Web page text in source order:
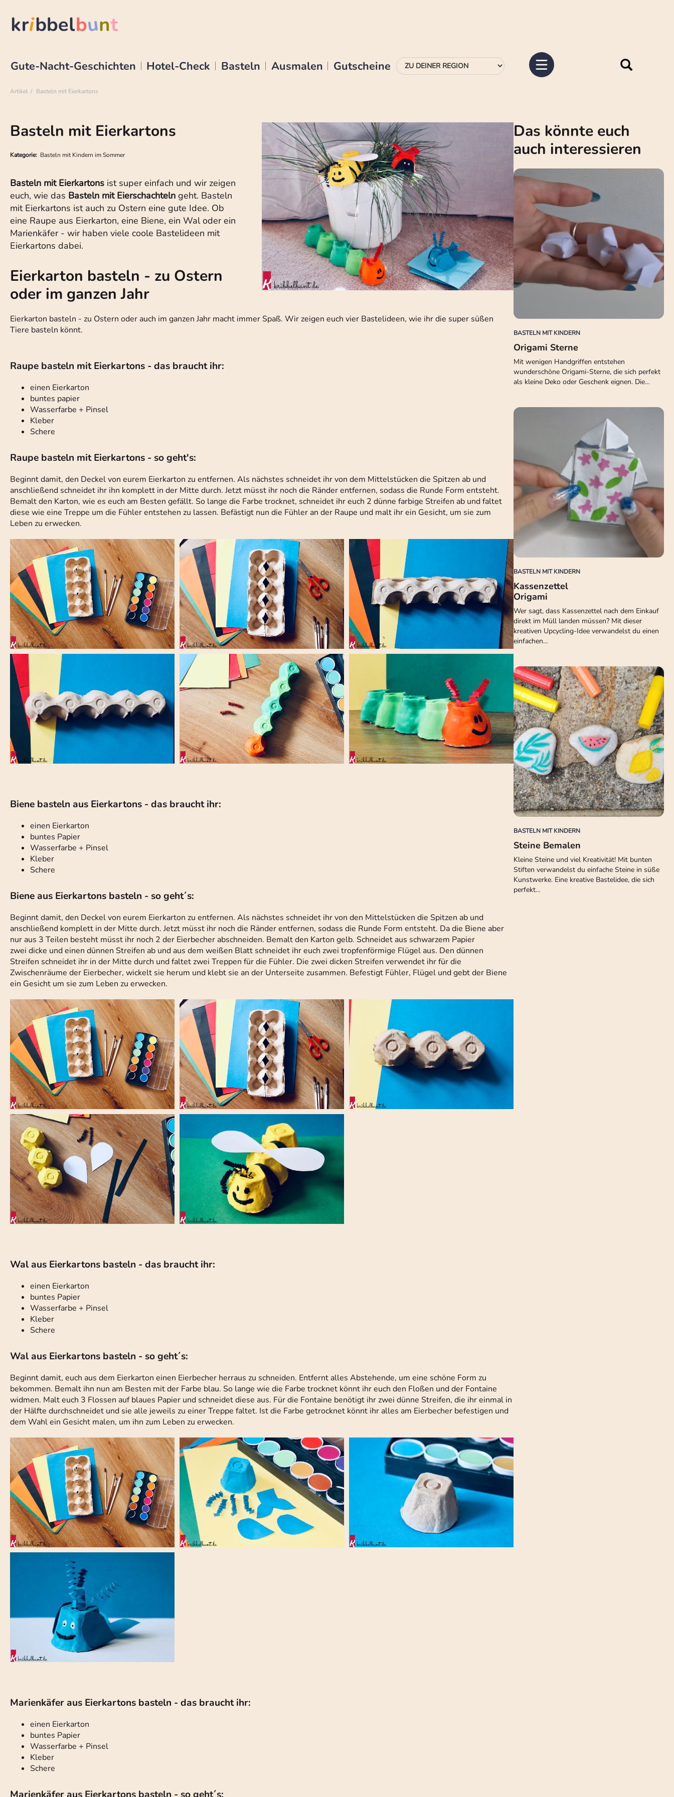
Gute-Nacht-Geschichten Hotel-Check Basteln Ausmalen Gutscheine
Artikel Basteln mit Eierkartons
Basteln mit Eierkartons
Kategorie: Basteln mit Kindern im Sommer
Basteln mit Eierkartons ist super einfach und wir zeigen
euch, wie das Basteln mit Eierschachteln geht. Basteln
mit Eierkartons ist auch zu Ostern eine gute Idee. Ob
eine Raupe aus Eierkarton, eine Biene, ein Wal oder ein
Marienkäfer - wir haben viele coole Bastelideen mit
Eierkartons dabei.
Eierkarton basteln - zu Ostern
oder im ganzen Jahr
Eierkarton basteln - zu Ostern oder auch im ganzen Jahr macht immer Spaß. Wir zeigen euch vier Bastelideen, wie ihr die super süßen
Tiere basteln könnt.
Raupe basteln mit Eierkartons - das braucht ihr:
einen Eierkarton
buntes papier
Wasserfarbe + Pinsel
Kleber
Schere
Raupe basteln mit Eierkartons - so geht's:
Beginnt damit, den Deckel von eurem Eierkarton zu entfernen. Als nächstes schneidet ihr von dem Mittelstücken die Spitzen ab und
anschließend schneidet ihr ihn komplett in der Mitte durch. Jetzt müsst ihr noch die Ränder entfernen, sodass die Runde Form entsteht.
Bemalt den Karton, wie es euch am Besten gefällt. So lange die Farbe trocknet, schneidet ihr euch 2 dünne farbige Streifen ab und faltet
diese wie eine Treppe um die Fühler entstehen zu lassen. Befästigt nun die Fühler an der Raupe und malt ihr ein Gesicht, um sie zum
Leben zu erwecken.
Biene basteln aus Eierkartons - das braucht ihr:
einen Eierkarton
buntes Papier
Wasserfarbe + Pinsel
Kleber
Schere
Biene aus Eierkartons basteln - so geht´s:
Beginnt damit, den Deckel von eurem Eierkarton zu entfernen. Als nächstes schneidet ihr von den Mittelstücken die Spitzen ab und
anschließend komplett in der Mitte durch. Jetzt müsst ihr noch die Ränder entfernen, sodass die Runde Form entsteht. Da die Biene aber
nur aus 3 Teilen besteht müsst ihr noch 2 der Eierbecher abschneiden. Bemalt den Karton gelb. Schneidet aus schwarzem Papier
zwei dicke und einen dünnen Streifen ab und aus dem weißen Blatt schneidet ihr euch zwei tropfenförmige Flügel aus. Den dünnen
Streifen schneidet ihr in der Mitte durch und faltet zwei Treppen für die Fühler. Die zwei dicken Streifen verwendet ihr für die
Zwischenräume der Eierbecher, wickelt sie herum und klebt sie an der Unterseite zusammen. Befestigt Fühler, Flügel und gebt der Biene
ein Gesicht um sie zum Leben zu erwecken.
Wal aus Eierkartons basteln - das braucht ihr:
einen Eierkarton
buntes Papier
Wasserfarbe + Pinsel
Kleber
Schere
Wal aus Eierkartons basteln - so geht´s:
Beginnt damit, euch aus dem Eierkarton einen Eierbecher herraus zu schneiden. Entfernt alles Abstehende, um eine schöne Form zu
bekommen. Bemalt ihn nun am Besten mit der Farbe blau. So lange wie die Farbe trocknet könnt ihr euch den Floßen und der Fontaine
widmen. Malt euch 3 Flossen auf blaues Papier und schneidet diese aus. Für die Fontaine benötigt ihr zwei dünne Streifen, die ihr einmal in
der Hälfte durchschneidet und sie alle jeweils zu einer Treppe faltet. Ist die Farbe getrocknet könnt ihr alles am Eierbecher befestigen und
dem Wahl ein Gesicht malen, um ihn zum Leben zu erwecken.
Marienkäfer aus Eierkartons basteln - das braucht ihr:
einen Eierkarton
buntes Papier
Wasserfarbe + Pinsel
Kleber
Schere
Das könnte euch
auch interessieren
BASTELN MIT KINDERN
Origami Sterne
Mit wenigen Handgriffen entstehen
wunderschöne Origami-Sterne, die sich perfekt
als kleine Deko oder Geschenk eignen. Die…
BASTELN MIT KINDERN
Kassenzettel
Origami
Wer sagt, dass Kassenzettel nach dem Einkauf
direkt im Müll landen müssen? Mit dieser
kreativen Upcycling-Idee verwandelst du einen
einfachen…
BASTELN MIT KINDERN
Steine Bemalen
Kleine Steine und viel Kreativität! Mit bunten
Stiften verwandelst du einfache Steine in süße
Kunstwerke. Eine kreative Bastelidee, die sich
perfekt…